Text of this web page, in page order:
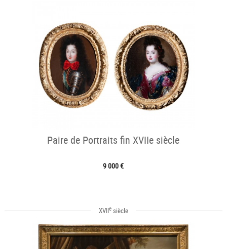
Paire de Portraits fin XVIIe siècle
9 000 €
XVIIesiècle